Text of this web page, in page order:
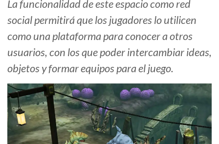
La funcionalidad de este espacio como red
social permitirá que los jugadores lo utilicen
como una plataforma para conocer a otros
usuarios, con los que poder intercambiar ideas,
objetos y formar equipos para el juego.